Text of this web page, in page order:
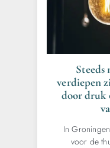
Steeds
verdiepen
door druk
In
voor de